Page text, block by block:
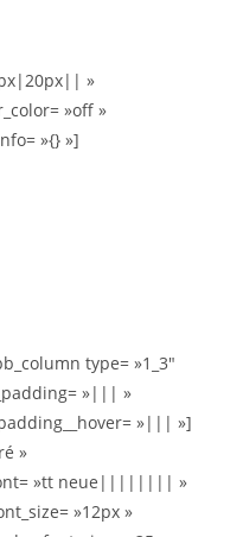
»
»off »
»{} »]
type= »1_3″
»||| »
»||| »]
»
»tt neue|||||||| »
»12px »